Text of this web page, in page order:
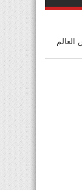
العالم